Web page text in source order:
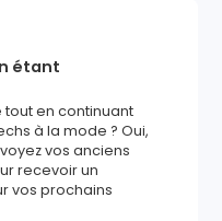
étant
tout en continuant
à la mode ? Oui,
vos anciens
recevoir un
vos prochains